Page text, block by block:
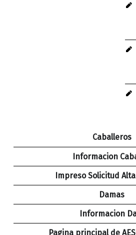
Caballeros
Informacion
Impreso Solicitud
Damas
Informacion
Pagina principal de